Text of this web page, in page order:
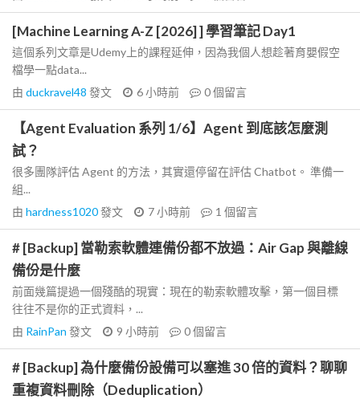
[Machine Learning A-Z [2026] ] 學習筆記 Day1
這個系列文章是Udemy上的課程延伸，因為我個人想趁著育嬰假空
檔學一點data...
由 duckravel48 發文 6 小時前 0個留言
【Agent Evaluation 系列 1/6】Agent 到底該怎麼測
試？
很多團隊評估 Agent 的方法，其實還停留在評估 Chatbot。 準備一
組...
由 hardness1020發文 7 小時前 1 個留言
# [Backup] 當勒索軟體連備份都不放過：Air Gap 與離線
備份是什麼
前面幾篇提過一個殘酷的現實：現在的勒索軟體攻擊，第一個目標
往往不是你的正式資料，...
由 RainPan 發文 9 小時前 0個留言
# [Backup] 為什麼備份設備可以塞進 30 倍的資料？聊聊
重複資料刪除（Deduplication）